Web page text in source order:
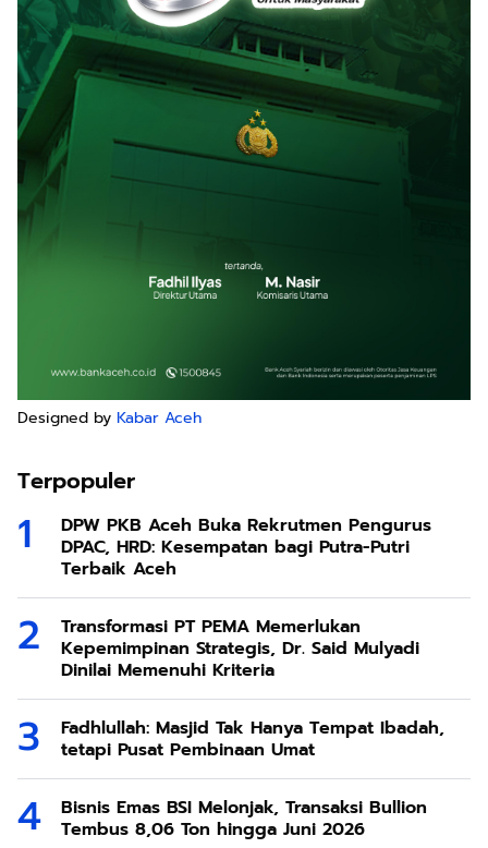
Designed by Kabar Aceh
Terpopuler
DPW PKB Aceh Buka Rekrutmen Pengurus
DPAC, HRD: Kesempatan bagi Putra-Putri
Terbaik Aceh
Transformasi PT PEMA Memerlukan
Kepemimpinan Strategis, Dr. Said Mulyadi
Dinilai Memenuhi Kriteria
Fadhlullah: Masjid Tak Hanya Tempat Ibadah,
tetapi Pusat Pembinaan Umat
Bisnis Emas BSI Melonjak, Transaksi Bullion
Tembus 8,06 Ton hingga Juni 2026